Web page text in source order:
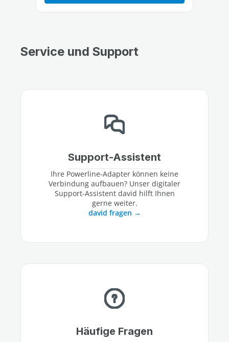
Service und Support
Support-Assistent
Ihre Powerline-Adapter können keine
Verbindung aufbauen? Unser digitaler
Support-Assistent david hilft Ihnen
gerne weiter.
david fragen
Häufige Fragen